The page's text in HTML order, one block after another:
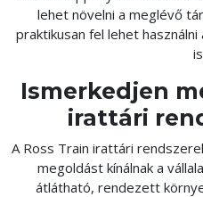
lehet növelni a meglévő
praktikusan fel lehet
Ismerkedjen
irattári
A Ross Train irattári
megoldást kínálnak a
átlátható, rendezett